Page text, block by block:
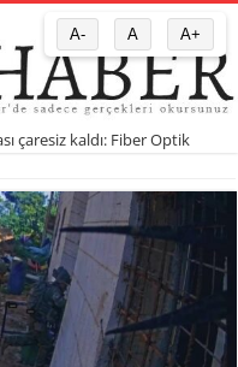
çaresiz kaldı: Fiber Optik
A- A A+